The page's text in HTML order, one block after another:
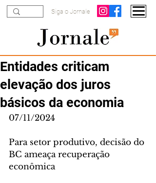
Siga o Jornale
Entidades criticam
elevação dos juros
básicos da economia
07/11/2024
Para setor produtivo, decisão do
BC ameaça recuperação
econômica